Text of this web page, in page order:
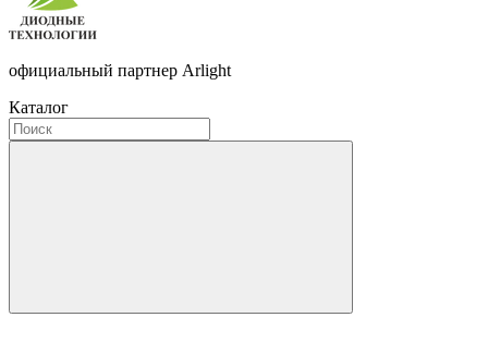
официальный партнер Arlight
Каталог